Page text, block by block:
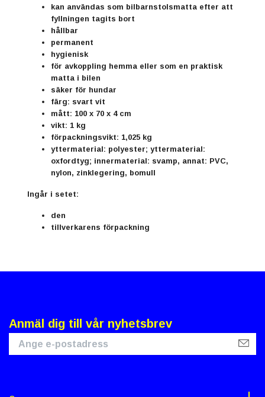
kan användas som bilbarnstolsmatta efter att
fyllningen tagits bort
hållbar
permanent
hygienisk
för avkoppling hemma eller som en praktisk
matta i bilen
säker för hundar
färg: svart vit
mått: 100 x 70 x 4 cm
vikt: 1 kg
förpackningsvikt: 1,025 kg
yttermaterial: polyester; yttermaterial:
oxfordtyg; innermaterial: svamp, annat: PVC,
nylon, zinklegering, bomull
Ingår i setet:
den
tillverkarens förpackning
Anmäl dig till vår nyhetsbrev